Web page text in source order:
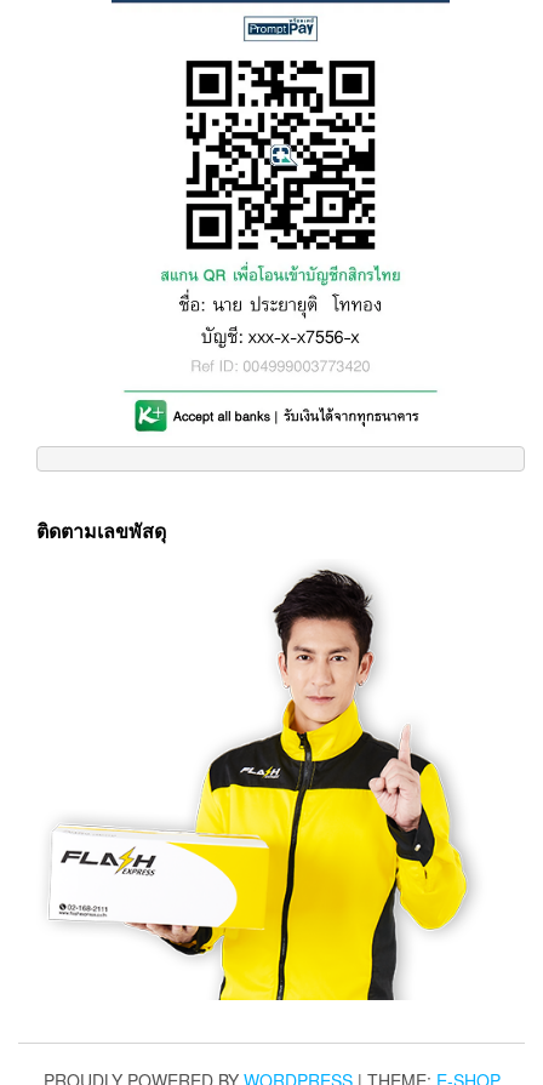
ติดตามเลขพัสดุ